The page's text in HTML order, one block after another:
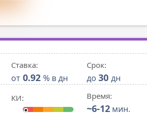
Ставка:
от 0.92 % в дн
Срок:
до 30 дн
КИ: Время:
~6-12 мин.